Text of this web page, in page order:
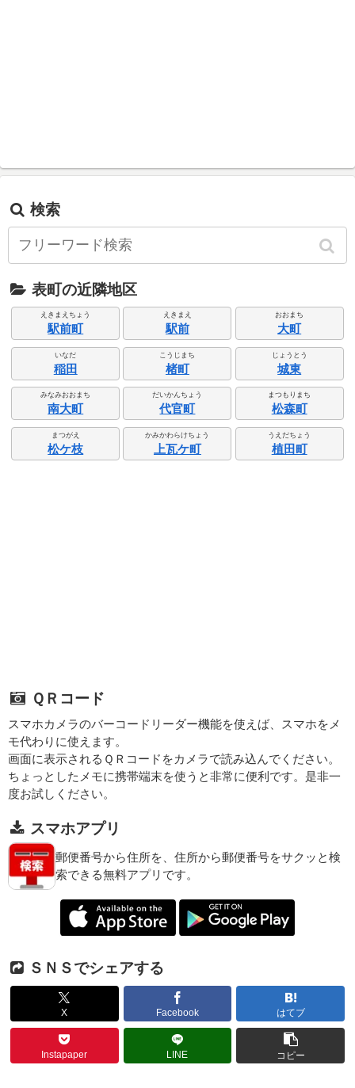
検索
表町の近隣地区
えきまえちょう
駅前町
えきまえ
駅前
おおまち
大町
いなだ
稲田
こうじまち
楮町
じょうとう
城東
みなみおおまち
南大町
だいかんちょう
代官町
まつもりまち
松森町
まつがえ
松ケ枝
かみかわらけちょう
上瓦ケ町
うえだちょう
植田町
ＱＲコード
スマホカメラのバーコードリーダー機能を使えば、スマホをメ
モ代わりに使えます。
画面に表示されるＱＲコードをカメラで読み込んでください。
ちょっとしたメモに携帯端末を使うと非常に便利です。是非一
度お試しください。
スマホアプリ
郵便番号から住所を、住所から郵便番号をサクッと検
索できる無料アプリです。
ＳＮＳでシェアする
X Facebook はてブ
Instapaper LINE コピー